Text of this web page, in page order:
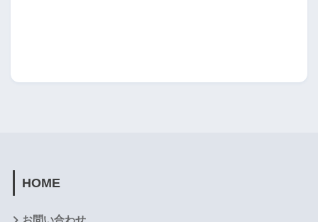
HOME
お問い合わせ